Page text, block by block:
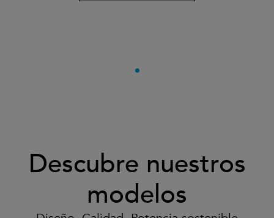
Descubre nuestros
modelos